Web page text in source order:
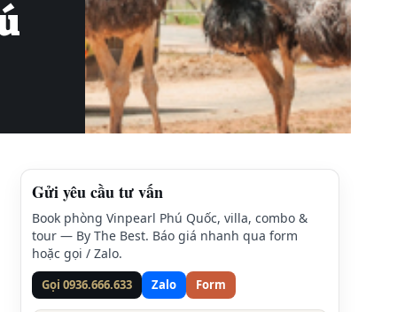
Gửi yêu cầu tư vấn
Book phòng Vinpearl Phú Quốc, villa, combo &
tour — By The Best. Báo giá nhanh qua form
hoặc gọi / Zalo.
Gọi 0936.666.633 Zalo Form